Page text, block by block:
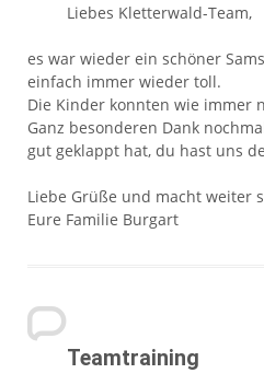
Liebes Kletterwald-Team,
es war wieder ein schöner
einfach immer wieder toll.
Die Kinder konnten wie immer
Ganz besonderen Dank
gut geklappt hat, du hast uns
Liebe Grüße und macht weiter
Eure Familie Burgart
Teamtraining